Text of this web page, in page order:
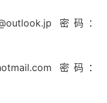
密码：
密码：